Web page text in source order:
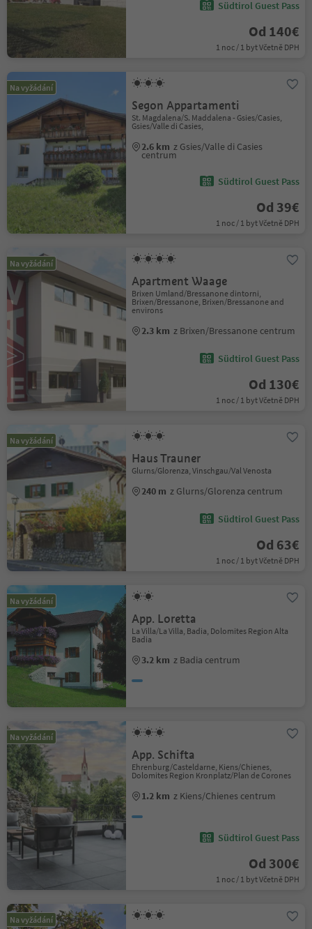
Südtirol Guest Pass
Od 140€
1 noc / 1 byt Včetně DPH
Na vyžádání
Segon Appartamenti
St. Magdalena/S. Maddalena - Gsies/Casies,
Gsies/Valle di Casies,
2.6 km z Gsies/Valle di Casies
centrum
Südtirol Guest Pass
Od 39€
1 noc / 1 byt Včetně DPH
Na vyžádání
Apartment Waage
Brixen Umland/Bressanone dintorni,
Brixen/Bressanone, Brixen/Bressanone and
environs
2.3 km z Brixen/Bressanone centrum
Südtirol Guest Pass
Od 130€
1 noc / 1 byt Včetně DPH
Na vyžádání
Haus Trauner
Glurns/Glorenza, Vinschgau/Val Venosta
240 m z Glurns/Glorenza centrum
Südtirol Guest Pass
Od 63€
1 noc / 1 byt Včetně DPH
Na vyžádání
App. Loretta
La Villa/La Villa, Badia, Dolomites Region Alta
Badia
3.2 km z Badia centrum
Na vyžádání
App. Schifta
Ehrenburg/Casteldarne, Kiens/Chienes,
Dolomites Region Kronplatz/Plan de Corones
1.2 km z Kiens/Chienes centrum
Südtirol Guest Pass
Od 300€
1 noc / 1 byt Včetně DPH
Na vyžádání